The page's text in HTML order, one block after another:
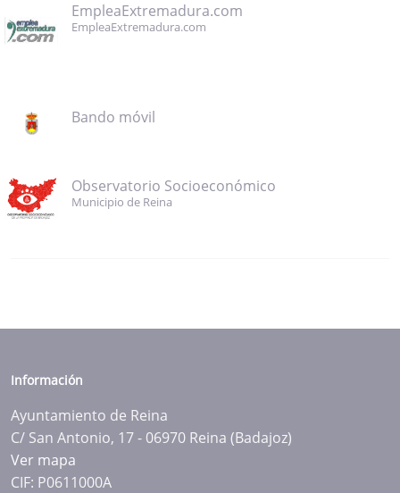
EmpleaExtremadura.com
EmpleaExtremadura.com
Bando móvil
Observatorio Socioeconómico
Municipio de Reina
Información
Ayuntamiento de Reina
C/ San Antonio, 17 - 06970 Reina (Badajoz)
Ver mapa
CIF: P0611000A